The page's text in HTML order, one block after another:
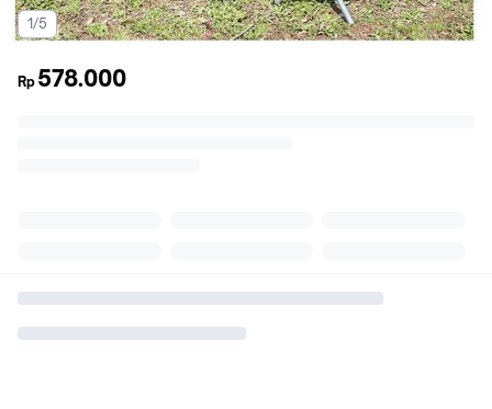
1/5
Rp 578.000